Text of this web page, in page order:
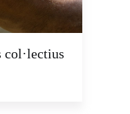
col·lectius